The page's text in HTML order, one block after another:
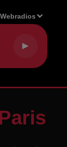
Webradios